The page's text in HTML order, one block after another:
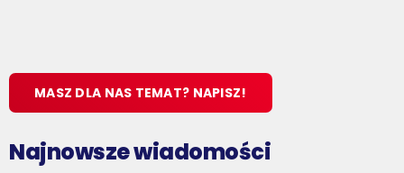
MASZ DLA NAS TEMAT? NAPISZ!
Najnowsze wiadomości